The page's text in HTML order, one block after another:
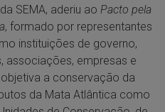
SEMA, aderiu ao Pacto pela
, formado por representantes
instituições de governo,
associações, empresas e
a conservação da
da Mata Atlântica como